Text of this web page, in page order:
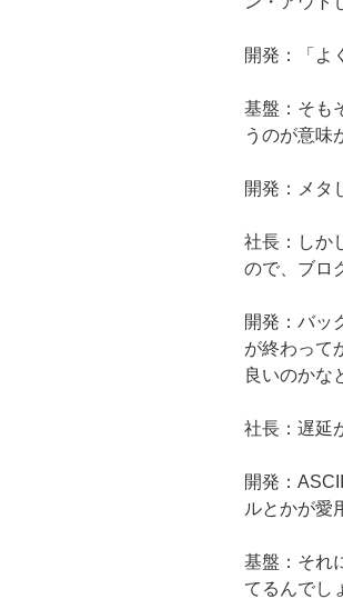
開発：「よ
基盤：そも
うのが意味
開発：メタ
社長：しか
ので、ブロ
開発：バッ
が終わって
良いのかな
社長：遅延
開発：
ルとかが愛
基盤：それ
てるんでし